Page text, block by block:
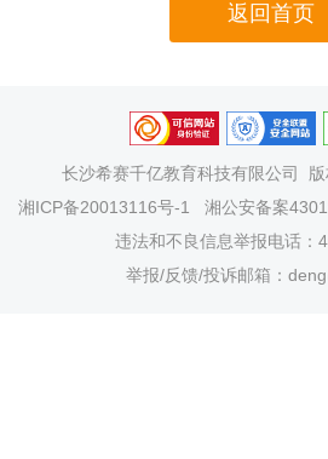
返回首页
长沙希赛千亿教育科技有限公司
湘ICP备20013116号-1
湘公安备案
违法和不良信息举报电话：
举报/反馈/投诉邮箱：